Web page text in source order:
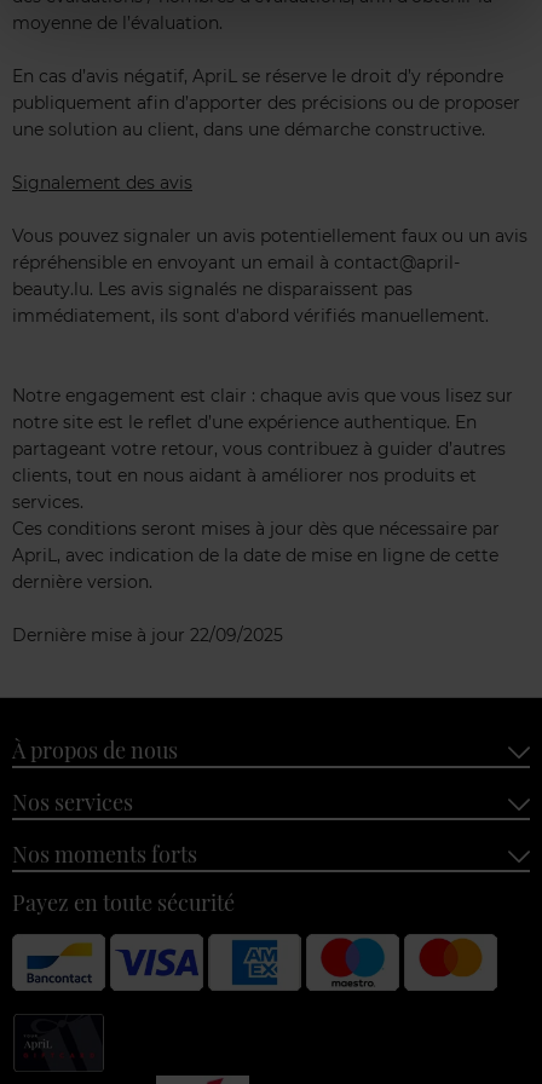
moyenne de l’évaluation.
En cas d’avis négatif, ApriL se réserve le droit d’y répondre
publiquement afin d’apporter des précisions ou de proposer
une solution au client, dans une démarche constructive.
Signalement des avis
Vous pouvez signaler un avis potentiellement faux ou un avis
répréhensible en envoyant un email à contact@april-
beauty.lu. Les avis signalés ne disparaissent pas
immédiatement, ils sont d'abord vérifiés manuellement.
Notre engagement est clair : chaque avis que vous lisez sur
notre site est le reflet d’une expérience authentique. En
partageant votre retour, vous contribuez à guider d’autres
clients, tout en nous aidant à améliorer nos produits et
services.
Ces conditions seront mises à jour dès que nécessaire par
ApriL, avec indication de la date de mise en ligne de cette
dernière version.
Dernière mise à jour 22/09/2025
À propos de nous
Nos services
Nos moments forts
Payez en toute sécurité